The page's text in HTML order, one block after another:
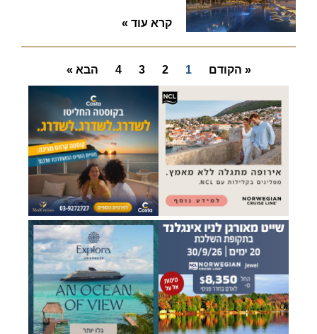
קרא עוד »
« הקודם 1
2
3
4 הבא »